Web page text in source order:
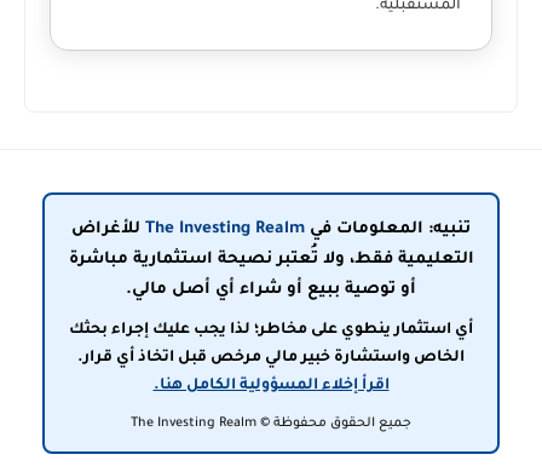
المستقبلية.
تنبيه: المعلومات في The Investing Realm للأغراض
التعليمية فقط، ولا تُعتبر نصيحة استثمارية مباشرة
أو توصية ببيع أو شراء أي أصل مالي.
أي استثمار ينطوي على مخاطر؛ لذا يجب عليك إجراء بحثك
الخاص واستشارة خبير مالي مرخص قبل اتخاذ أي قرار.
اقرأ إخلاء المسؤولية الكامل هنا.
جميع الحقوق محفوظة © The Investing Realm